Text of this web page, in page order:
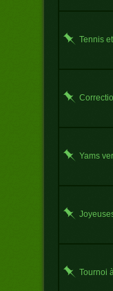
Tennis
Yams
Tournoi